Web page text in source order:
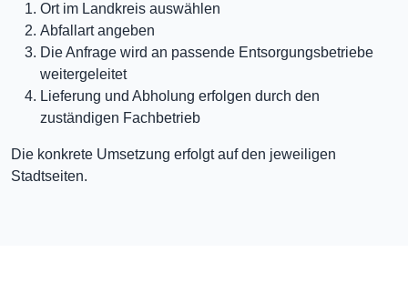
Ort im Landkreis auswählen
Abfallart angeben
Die Anfrage wird an passende Entsorgungsbetriebe
weitergeleitet
Lieferung und Abholung erfolgen durch den
zuständigen Fachbetrieb
Die konkrete Umsetzung erfolgt auf den jeweiligen
Stadtseiten.